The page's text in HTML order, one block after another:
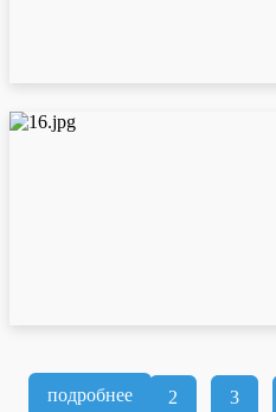
1 2 3
подробнее